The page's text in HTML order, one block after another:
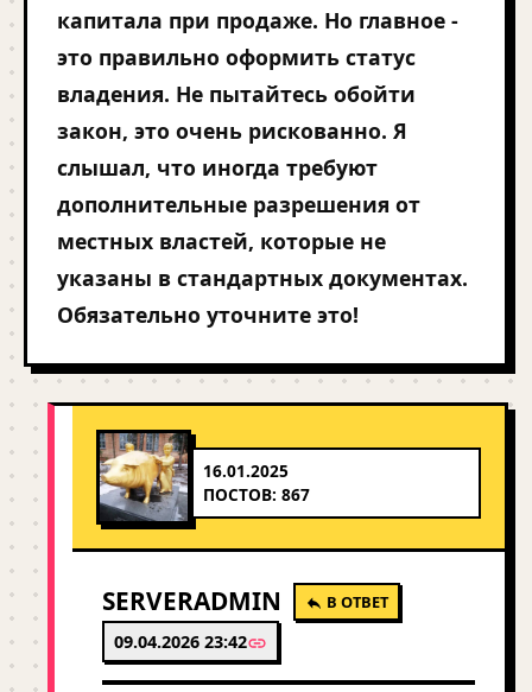
капитала при продаже. Но главное -
это правильно оформить статус
владения. Не пытайтесь обойти
закон, это очень рискованно. Я
слышал, что иногда требуют
дополнительные разрешения от
местных властей, которые не
указаны в стандартных документах.
Обязательно уточните это!
16.01.2025
ПОСТОВ: 867
SERVERADMIN В ОТВЕТ
09.04.2026 23:42